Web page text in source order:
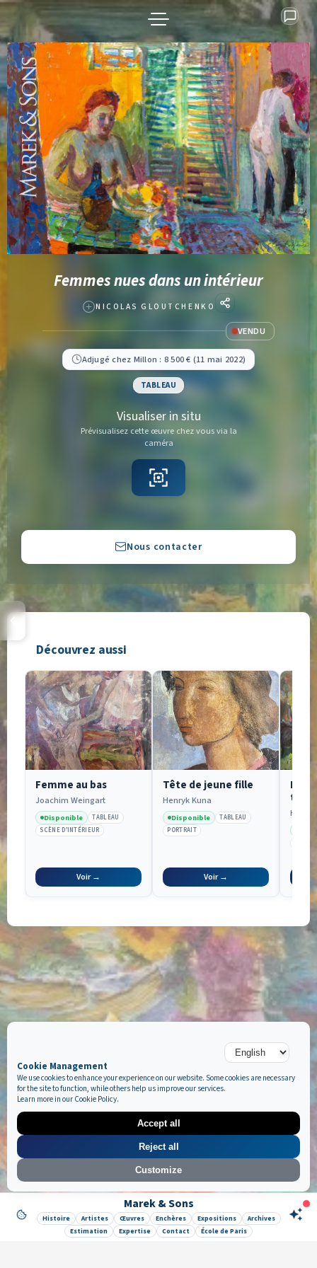
Femmes nues dans un intérieur
NICOLAS GLOUTCHENKO
VENDU
Adjugé chez Millon : 8 500 € (11 mai 2022)
TABLEAU
Visualiser in situ
Prévisualisez cette œuvre chez vous via la
caméra
Nous contacter
Découvrez aussi
Femme au bas
Joachim Weingart
Disponible
TABLEAU
SCÈNE D’INTÉRIEUR
Voir →
Tête de jeune fille
Henryk Kuna
Disponible
TABLEAU
PORTRAIT
Voir →
Les
Henri
Marek & Sons
Histoire Artistes Œuvres Enchères Expositions
Archives
Estimation
Expertise Contact École de Paris
Like it ? Share it !
Cookie Management
We use cookies to enhance your experience on our website. Some cookies are necessary
for the site to function, while others help us improve our services.
Learn more in our Cookie Policy.
Accept all
Reject all
Customize